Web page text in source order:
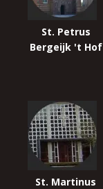
St. Petrus
Bergeijk 't Hof
St. Martinus